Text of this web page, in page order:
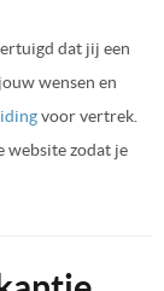
dat jij een
wensen en
voor vertrek.
website zodat je